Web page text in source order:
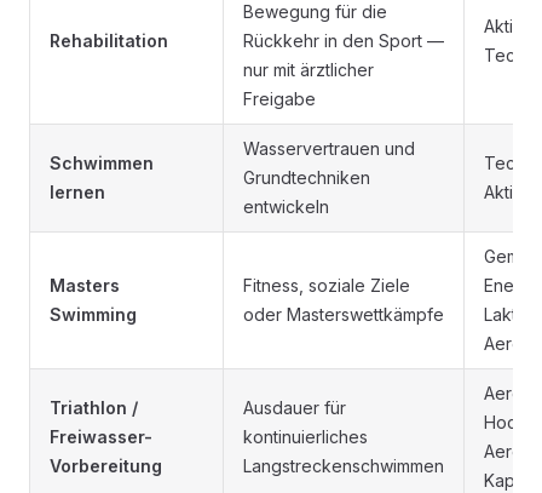
Rehabilitation
Bewegung für die
Rückkehr in den Sport —
nur mit ärztlicher
Freigabe
Aktive
Schwimmen
lernen
Wasservertrauen und
Grundtechniken
entwickeln
Aktive
Masters
Swimming
Fitness, soziale Ziele
oder Masterswettkämpfe
Triathlon /
Freiwasser-
Vorbereitung
Ausdauer für
kontinuierliches
Langstreckenschwimmen